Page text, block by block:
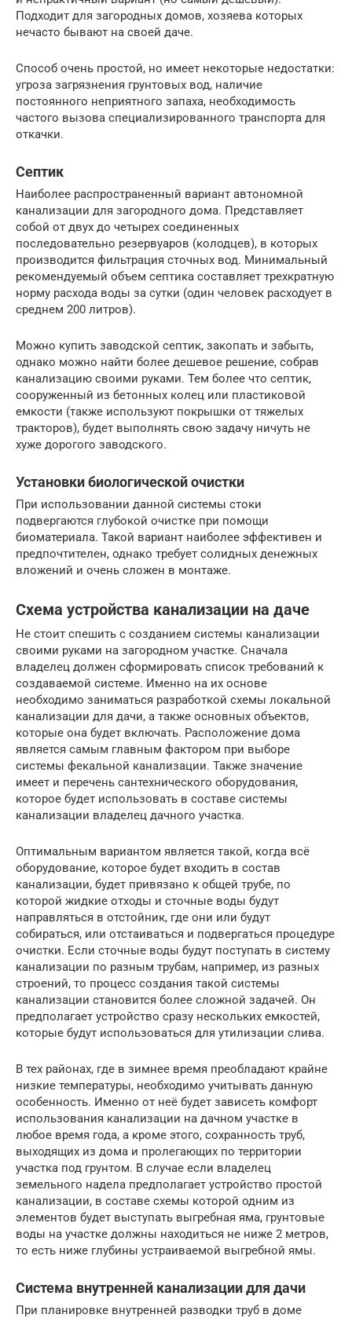
Подходит для загородных домов, хозяева которых
нечасто бывают на своей даче.
Способ очень простой, но имеет некоторые недостатки:
угроза загрязнения грунтовых вод, наличие
постоянного неприятного запаха, необходимость
частого вызова специализированного транспорта для
откачки.
Септик
Наиболее распространенный вариант автономной
канализации для загородного дома. Представляет
собой от двух до четырех соединенных
последовательно резервуаров (колодцев), в которых
производится фильтрация сточных вод. Минимальный
рекомендуемый объем септика составляет трехкратную
норму расхода воды за сутки (один человек расходует в
среднем 200 литров).
Можно купить заводской септик, закопать и забыть,
однако можно найти более дешевое решение, собрав
канализацию своими руками. Тем более что септик,
сооруженный из бетонных колец или пластиковой
емкости (также используют покрышки от тяжелых
тракторов), будет выполнять свою задачу ничуть не
хуже дорогого заводского.
Установки биологической очистки
При использовании данной системы стоки
подвергаются глубокой очистке при помощи
биоматериала. Такой вариант наиболее эффективен и
предпочтителен, однако требует солидных денежных
вложений и очень сложен в монтаже.
Схема устройства канализации на даче
Не стоит спешить с созданием системы канализации
своими руками на загородном участке. Сначала
владелец должен сформировать список требований к
создаваемой системе. Именно на их основе
необходимо заниматься разработкой схемы локальной
канализации для дачи, а также основных объектов,
которые она будет включать. Расположение дома
является самым главным фактором при выборе
системы фекальной канализации. Также значение
имеет и перечень сантехнического оборудования,
которое будет использовать в составе системы
канализации владелец дачного участка.
Оптимальным вариантом является такой, когда всё
оборудование, которое будет входить в состав
канализации, будет привязано к общей трубе, по
которой жидкие отходы и сточные воды будут
направляться в отстойник, где они или будут
собираться, или отстаиваться и подвергаться процедуре
очистки. Если сточные воды будут поступать в систему
канализации по разным трубам, например, из разных
строений, то процесс создания такой системы
канализации становится более сложной задачей. Он
предполагает устройство сразу нескольких емкостей,
которые будут использоваться для утилизации слива.
В тех районах, где в зимнее время преобладают крайне
низкие температуры, необходимо учитывать данную
особенность. Именно от неё будет зависеть комфорт
использования канализации на дачном участке в
любое время года, а кроме этого, сохранность труб,
выходящих из дома и пролегающих по территории
участка под грунтом. В случае если владелец
земельного надела предполагает устройство простой
канализации, в составе схемы которой одним из
элементов будет выступать выгребная яма, грунтовые
воды на участке должны находиться не ниже 2 метров,
то есть ниже глубины устраиваемой выгребной ямы.
Система внутренней канализации для дачи
При планировке внутренней разводки труб в доме